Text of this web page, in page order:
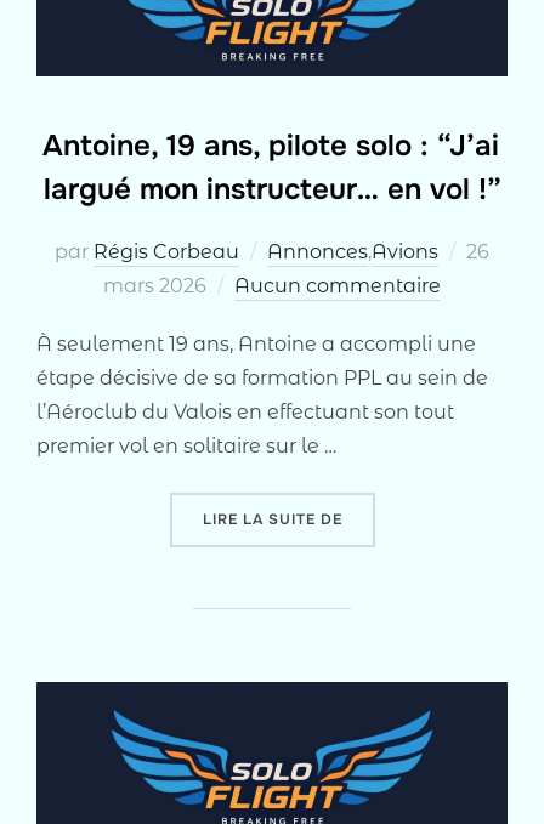
Antoine, 19 ans, pilote solo : “J’ai
largué mon instructeur… en vol !”
par Régis Corbeau Annonces,Avions
Publié
26
mars 2026
Aucun commentaire
À seulement 19 ans, Antoine a accompli une
étape décisive de sa formation PPL au sein de
l’Aéroclub du Valois en effectuant son tout
premier vol en solitaire sur le …
LIRE LA SUITE DE« ANTOINE, 19 ANS,